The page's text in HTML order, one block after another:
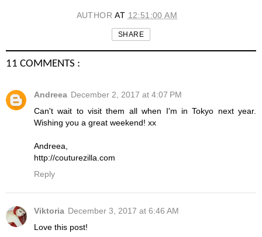
AUTHORAT 12:51:00 AM
SHARE
11 COMMENTS :
Andreea December 2, 2017 at 4:07 PM
Can't wait to visit them all when I'm in Tokyo next year.
Wishing you a great weekend! xx
Andreea,
http://couturezilla.com
Reply
Viktoria December 3, 2017 at 6:46 AM
Love this post!